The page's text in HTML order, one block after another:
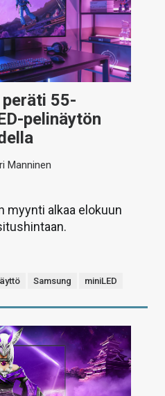
55-
pelinäytön
Manninen
myynti alkaa elokuun
Samsung miniLED